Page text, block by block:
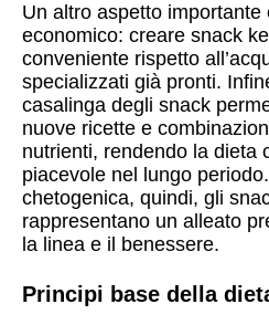
Un altro aspetto importante
economico: creare snack
conveniente rispetto
specializzati già pronti.
casalinga degli snack
nuove ricette e
nutrienti, rendendo la dieta
piacevole nel lungo
chetogenica, quindi, gli
rappresentano un alleato
la linea e il benessere.
Principi base della